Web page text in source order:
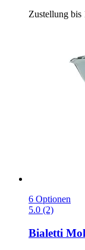
Zustellung bis
6 Optionen
5.0 (2)
Bialetti